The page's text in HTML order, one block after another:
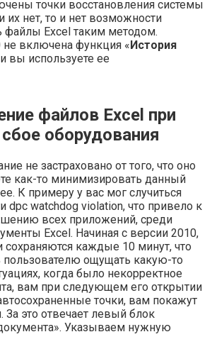
точки восстановления системы
их нет, то и нет возможности
файлы Excel таким методом.
не включена функция « История
вы используете ее
файлов Excel при
оборудования
не застраховано от того, что оно
как-то минимизировать данный
К примеру у вас мог случиться
dpc watchdog violation, что привело к
всех приложений, среди
Excel. Начиная с версии 2010,
сохраняются каждые 10 минут, что
ощущать какую-то
когда было некорректное
вам при следующем его открытии
точки, вам покажут
За это отвечает левый блок
Указываем нужную